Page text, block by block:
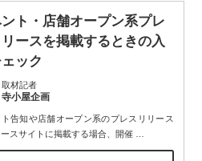
ト・店舗オープン系プレ
ースを掲載するときの入
ック
取材記者
寺小屋企画
ト告知や店舗オープン系のプレスリリース
スサイトに掲載する場合、開催…